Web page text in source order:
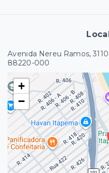
Avenida Nereu Ramos,
88220-000
+
−